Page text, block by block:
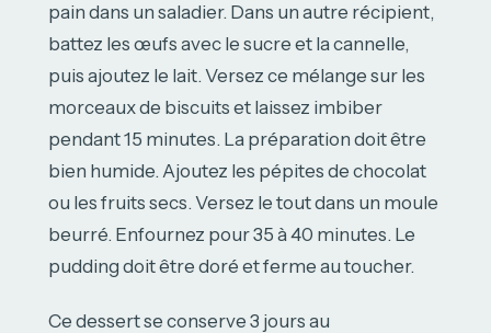
pain dans un saladier. Dans un autre récipient,
battez les œufs avec le sucre et la cannelle,
puis ajoutez le lait. Versez ce mélange sur les
morceaux de biscuits et laissez imbiber
pendant 15 minutes. La préparation doit être
bien humide. Ajoutez les pépites de chocolat
ou les fruits secs. Versez le tout dans un moule
beurré. Enfournez pour 35 à 40 minutes. Le
pudding doit être doré et ferme au toucher.
Ce dessert se conserve 3 jours au